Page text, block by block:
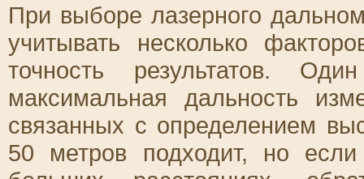
При выборе лазерного
учитывать несколько
точность результатов.
максимальная дальность
связанных с определением
50 метров подходит, но